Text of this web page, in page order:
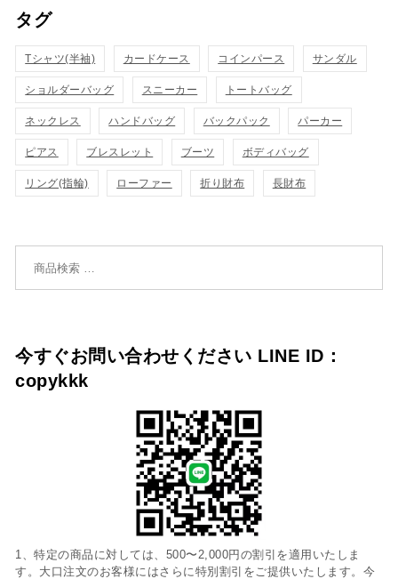
タグ
Tシャツ(半袖) カードケース コインパース サンダル
ショルダーバッグ スニーカー トートバッグ
ネックレス ハンドバッグ バックパック パーカー
ピアス ブレスレット ブーツ ボディバッグ
リング(指輪) ローファー 折り財布 長財布
今すぐお問い合わせください LINE ID：
copykkk
1、特定の商品に対しては、500〜2,000円の割引を適用いたしま
す。大口注文のお客様にはさらに特別割引をご提供いたします。今